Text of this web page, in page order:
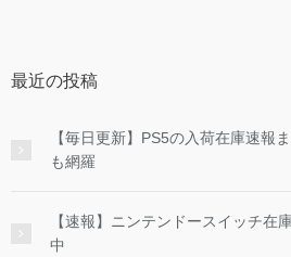
最近の投稿
【毎日更新】PS5の入荷在庫速報
も網羅
【速報】ニンテンドースイッチ在
中